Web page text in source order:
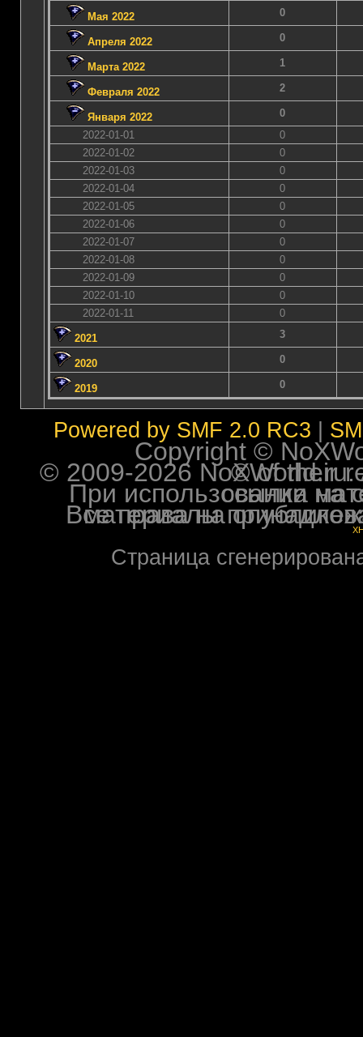
Мая 2022 0
Апреля 2022 0
Марта 2022 1
Февраля 2022 2
Января 2022
0
2022-01-01
0
2022-01-02
0
2022-01-03
0
2022-01-04
0
2022-01-05
0
2022-01-06
0
2022-01-07
0
2022-01-08
0
2022-01-09
0
2022-01-10
0
2022-01-11
0
2021 3
2020 0
2019 0
Powered by SMF 2.0 RC3
Copyright ©
© 2009-2026 NoXWorld.ru. All
При использовании
Все права на опубликованные на форуме
Страница